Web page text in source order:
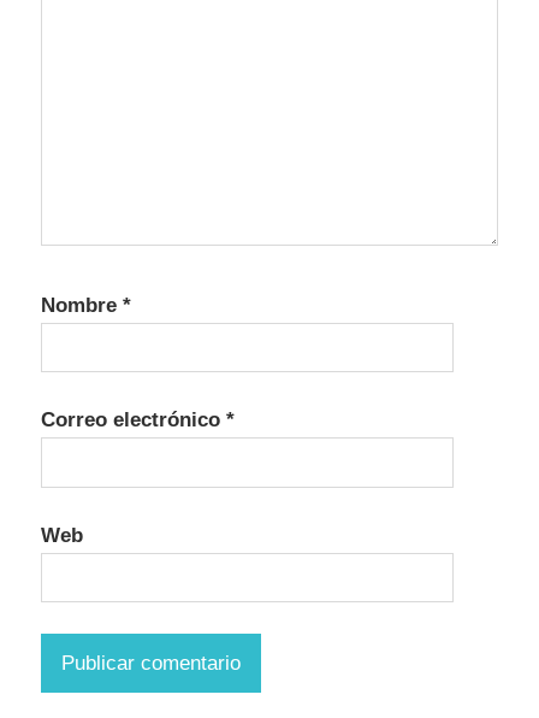
Nombre *
Correo electrónico *
Web